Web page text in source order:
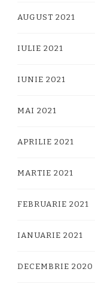
AUGUST 2021
IULIE 2021
IUNIE 2021
MAI 2021
APRILIE 2021
MARTIE 2021
FEBRUARIE 2021
IANUARIE 2021
DECEMBRIE 2020